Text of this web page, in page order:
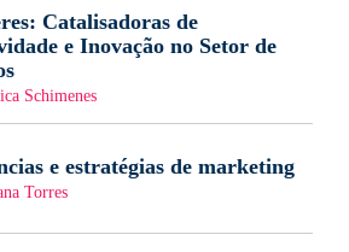
Catalisadoras de
e Inovação no Setor de
Schimenes
e estratégias de marketing
Torres